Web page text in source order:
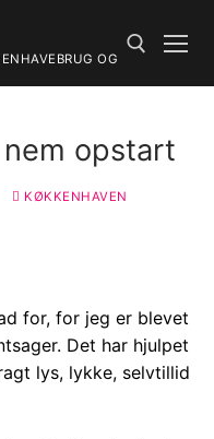
OG
nem opstart
KØKKENHAVEN
for, for jeg er blevet
Det har hjulpet
lys, lykke, selvtillid